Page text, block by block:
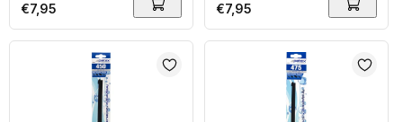
Normale
prijs
€7,95
Normale
prijs
€7,95